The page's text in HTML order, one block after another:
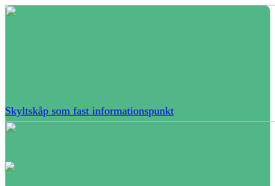
Skyltskåp som fast informationspunkt